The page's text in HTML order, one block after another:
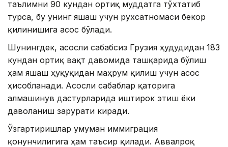
таълимни 90 кундан ортиқ муддатга тўхтатиб
турса, бу унинг яшаш учун рухсатномаси бекор
қилинишига асос бўлади.
Шунингдек, асосли сабабсиз Грузия ҳудудидан 183
кундан ортиқ вақт давомида ташқарида бўлиш
ҳам яшаш ҳуқуқидан маҳрум қилиш учун асос
ҳисобланади. Асосли сабаблар қаторига
алмашинув дастурларида иштирок этиш ёки
даволаниш зарурати киради.
Ўзгартиришлар умуман иммиграция
қонунчилигига ҳам таъсир қилади. Аввалроқ